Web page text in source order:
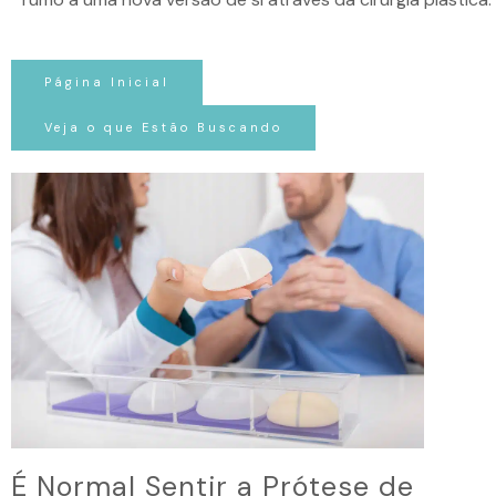
Página Inicial
Veja o que Estão Buscando
É Normal Sentir a Prótese de